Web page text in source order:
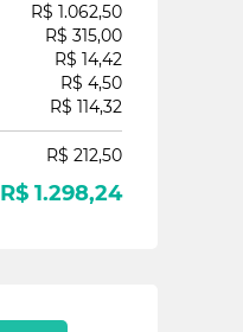
R$ 1.062,50
R$ 315,00
R$ 14,42
R$ 4,50
R$ 114,32
R$ 212,50
R$ 1.298,24